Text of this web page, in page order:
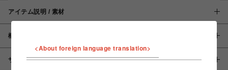
アイテム説明 / 素材
概要
サイズ
<About foreign language translation>